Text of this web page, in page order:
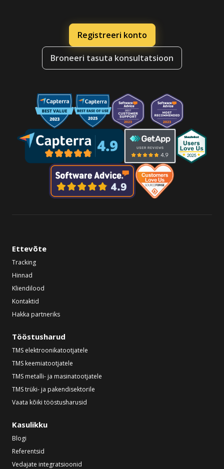
Registreeri konto
Broneeri tasuta konsultatsioon
Ettevõte
Tracking
Hinnad
Kliendilood
Kontaktid
Hakka partneriks
Tööstusharud
TMS elektroonikatootjatele
TMS keemiatootjatele
TMS metalli- ja masinatootjatele
TMS trüki- ja pakendisektorile
Vaata kõiki tööstusharusid
Kasulikku
Blogi
Referentsid
Vedajate integratsioonid